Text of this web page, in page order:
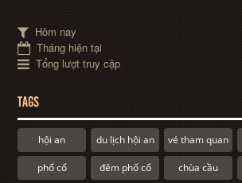
Hôm nay
Tháng hiện tại
Tổng lượt truy cập
TAGS
hội an du lịch hội an vé tham quan
phố cổ đêm phố cổ chùa cầu